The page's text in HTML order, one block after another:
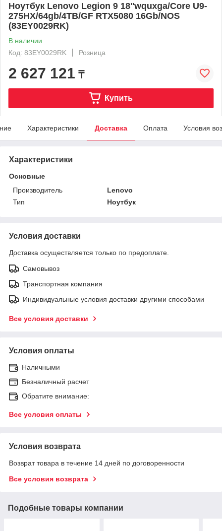
Ноутбук Lenovo Legion 9 18''wquxga/Core U9-
275HX/64gb/4TB/GF RTX5080 16Gb/NOS
(83EY0029RK)
В наличии
Код: 83EY0029RK
Розница
2 627 121 ₸
Купить
Характеристики Доставка Оплата Условия
Характеристики
Основные
Производитель
Lenovo
Тип
Ноутбук
Условия доставки
Доставка осуществляется только по предоплате.
Самовывоз
Транспортная компания
Индивидуальные условия доставки другими способами
Все условия доставки
Условия оплаты
Наличными
Безналичный расчет
Обратите внимание:
Все условия оплаты
Условия возврата
Возврат товара в течение 14 дней по договоренности
Все условия возврата
Подобные товары компании